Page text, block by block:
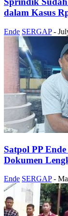
dalam Kasus
Ende SERGAP -
Satpol PP
Dokumen
Ende SERGAP -